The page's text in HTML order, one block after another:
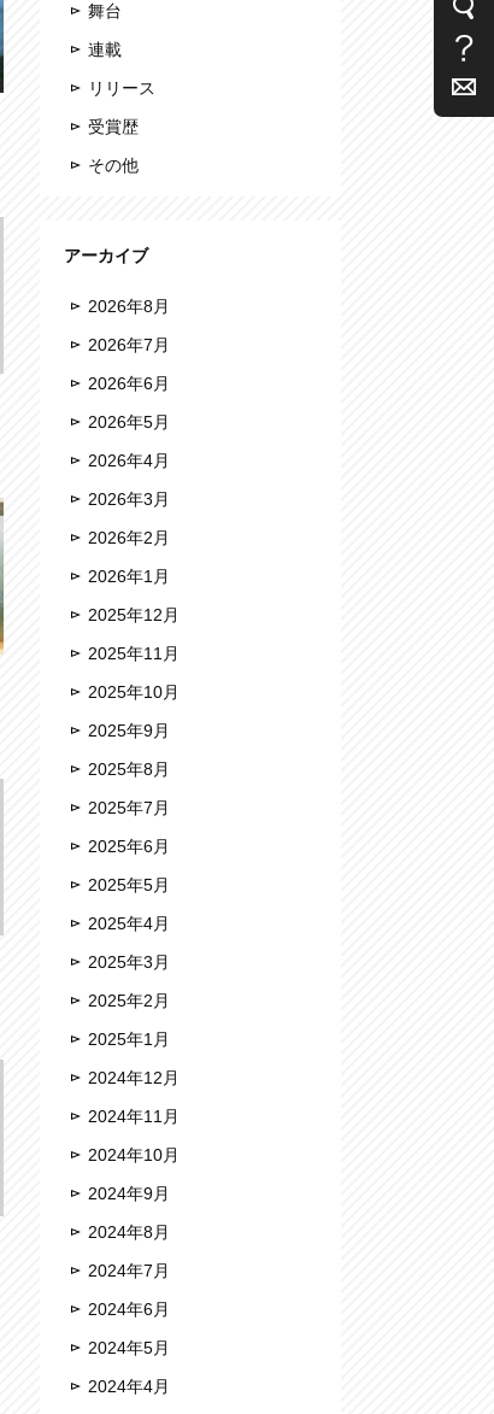
舞台
連載
リリース
受賞歴
その他
アーカイブ
2026年8月
2026年7月
2026年6月
2026年5月
2026年4月
2026年3月
2026年2月
2026年1月
2025年12月
2025年11月
2025年10月
2025年9月
2025年8月
2025年7月
2025年6月
2025年5月
2025年4月
2025年3月
2025年2月
2025年1月
2024年12月
2024年11月
2024年10月
2024年9月
2024年8月
2024年7月
2024年6月
2024年5月
2024年4月